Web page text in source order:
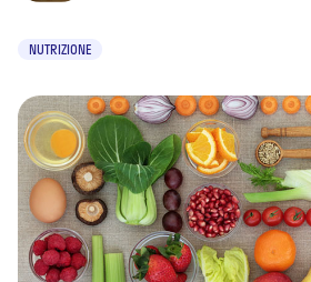
NUTRIZIONE